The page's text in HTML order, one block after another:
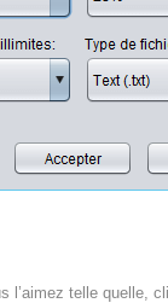
telle quelle,